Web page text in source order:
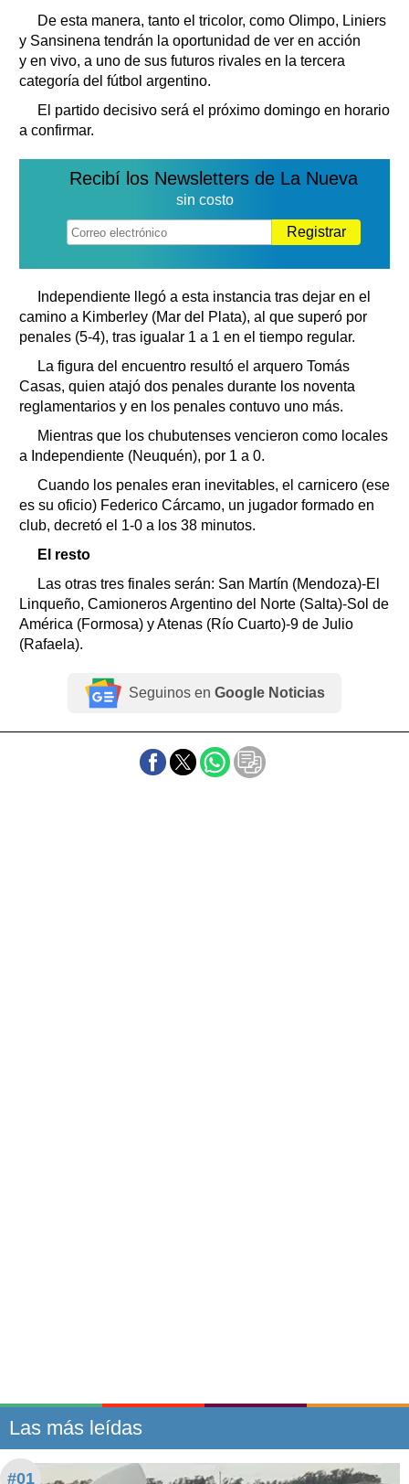
Fúnebres
Edictos
Teléfonos de urgencia
De esta manera, tanto el tricolor, como Olimpo, Liniers
y Sansinena tendrán la oportunidad de ver en acción
y en vivo, a uno de sus futuros rivales en la tercera
categoría del fútbol argentino.
El partido decisivo será el próximo domingo en horario
a confirmar.
Recibí los Newsletters de La Nueva
sin costo
Registrar
Independiente llegó a esta instancia tras dejar en el
camino a Kimberley (Mar del Plata), al que superó por
penales (5-4), tras igualar 1 a 1 en el tiempo regular.
La figura del encuentro resultó el arquero Tomás
Casas, quien atajó dos penales durante los noventa
reglamentarios y en los penales contuvo uno más.
Mientras que los chubutenses vencieron como locales
a Independiente (Neuquén), por 1 a 0.
Cuando los penales eran inevitables, el carnicero (ese
es su oficio) Federico Cárcamo, un jugador formado en
club, decretó el 1-0 a los 38 minutos.
El resto
Las otras tres finales serán: San Martín (Mendoza)-El
Linqueño, Camioneros Argentino del Norte (Salta)-Sol de
América (Formosa) y Atenas (Río Cuarto)-9 de Julio
(Rafaela).
Seguinos en Google Noticias
Las más leídas
#01